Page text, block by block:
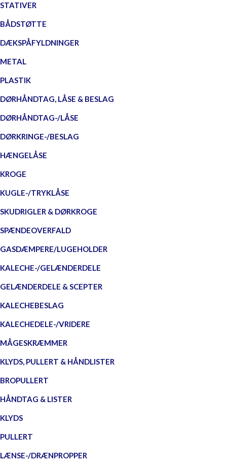
STATIVER
BÅDSTØTTE
DÆKSPÅFYLDNINGER
METAL
PLASTIK
DØRHÅNDTAG, LÅSE & BESLAG
DØRHÅNDTAG-/LÅSE
DØRKRINGE-/BESLAG
HÆNGELÅSE
KROGE
KUGLE-/TRYKLÅSE
SKUDRIGLER & DØRKROGE
SPÆNDEOVERFALD
GASDÆMPERE/LUGEHOLDER
KALECHE-/GELÆNDERDELE
GELÆNDERDELE & SCEPTER
KALECHEBESLAG
KALECHEDELE-/VRIDERE
MÅGESKRÆMMER
KLYDS, PULLERT & HÅNDLISTER
BROPULLERT
HÅNDTAG & LISTER
KLYDS
PULLERT
LÆNSE-/DRÆNPROPPER